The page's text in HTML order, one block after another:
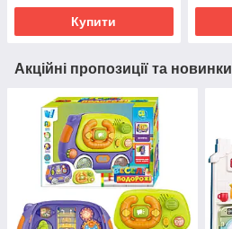
Купити
Акційні пропозиції та новинки